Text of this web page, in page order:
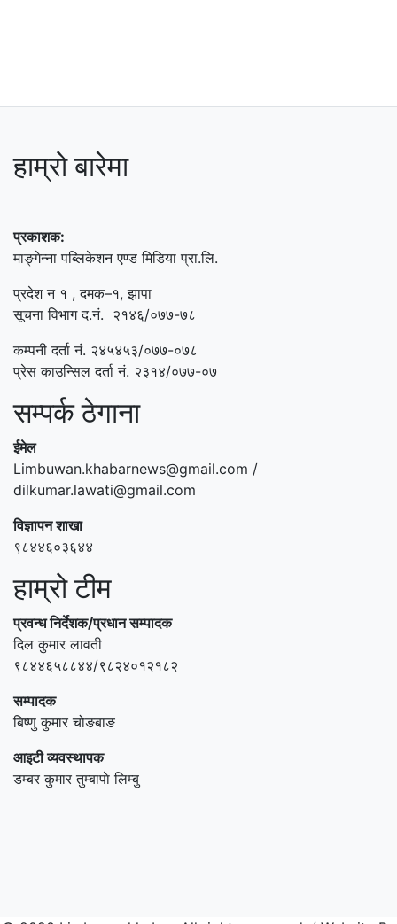
हाम्रो बारेमा
प्रकाशक:
माङ्गेन्ना पब्लिकेशन एण्ड मिडिया प्रा.लि.
प्रदेश न १ , दमक–१, झापा
सूचना विभाग द.नं. २१४६/०७७-७८
कम्पनी दर्ता नं. २४५४५३/०७७-०७८
प्रेस काउन्सिल दर्ता नं. २३१४/०७७-०७
सम्पर्क ठेगाना
ईमेल
Limbuwan.khabarnews@gmail.com /
dilkumar.lawati@gmail.com
विज्ञापन शाखा
९८४४६०३६४४
हाम्रो टीम
प्रवन्ध निर्देशक/प्रधान सम्पादक
दिल कुमार लावती
९८४४६५८८४४/९८२४०१२१८२
सम्पादक
बिष्णु कुमार चोङबाङ
आइटी व्यवस्थापक
डम्बर कुमार तुम्बापाे लिम्बु